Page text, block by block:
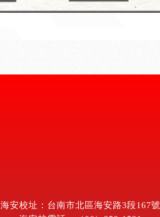
海安校址：台南市北區海安路3段167號